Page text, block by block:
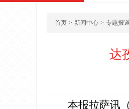
首页 > 新闻中心 > 专题报道
达
本报拉萨讯